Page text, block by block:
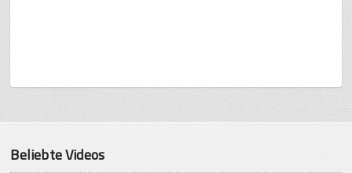
Beliebte Videos